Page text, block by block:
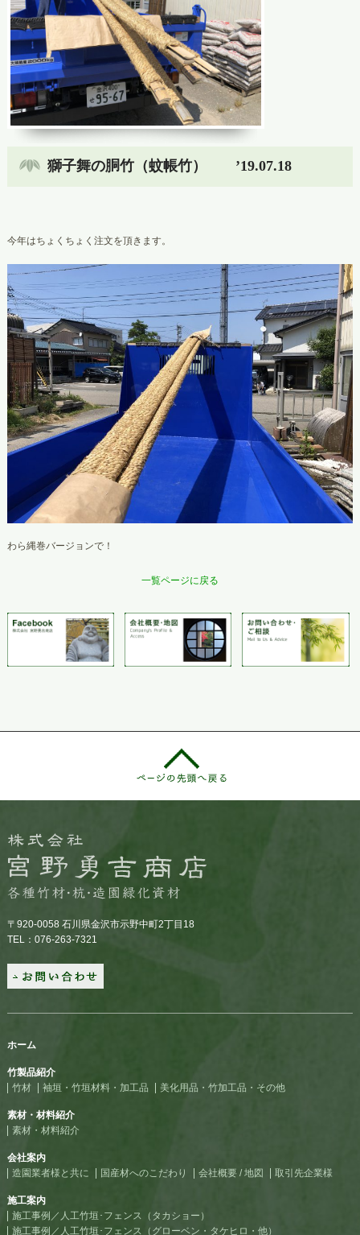
獅子舞の胴竹（蚊帳竹） ’19.07.18
今年はちょくちょく注文を頂きます。
わら縄巻バージョンで！
一覧ページに戻る
〒920-0058 石川県金沢市示野中町2丁目18
TEL：076-263-7321
ホーム
竹製品紹介
竹材
袖垣・竹垣材料・加工品 美化用品・竹加工品・その他
素材・材料紹介
素材・材料紹介
会社案内
造園業者様と共に
国産材へのこだわり 会社概要 / 地図 取引先企業様
施工案内
施工事例／人工竹垣･フェンス（タカショー）
施工事例／人工竹垣･フェンス（グローベン・タケヒロ・他）